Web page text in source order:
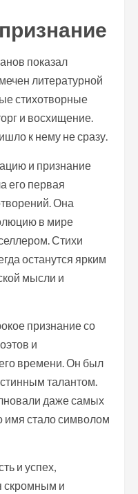
показал
литературной
стихотворные
и восхищение.
к нему не сразу.
и признание
его первая
Она
в мире
Стихи
останутся ярким
мысли и
признание со
и
времени. Он был
талантом.
даже самых
имя стало символом
и успех,
скромным и